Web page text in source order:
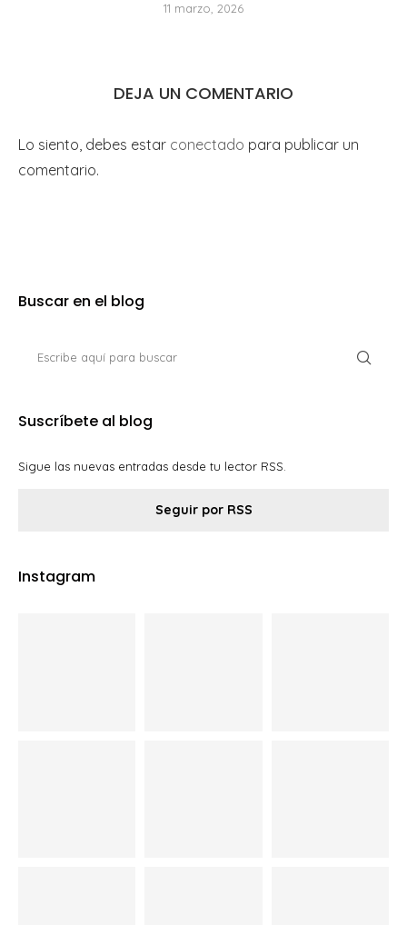
11 marzo, 2026
DEJA UN COMENTARIO
Lo siento, debes estar conectado para publicar un
comentario.
Buscar en el blog
Suscríbete al blog
Sigue las nuevas entradas desde tu lector RSS.
Seguir por RSS
Instagram